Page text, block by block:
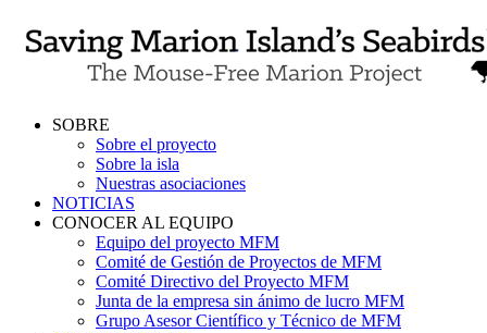
content
SOBRE
Sobre el proyecto
Sobre la isla
Nuestras asociaciones
NOTICIAS
CONOCER AL EQUIPO
Equipo del proyecto MFM
Comité de Gestión de Proyectos de MFM
Comité Directivo del Proyecto MFM
Junta de la empresa sin ánimo de lucro MFM
Grupo Asesor Científico y Técnico de MFM